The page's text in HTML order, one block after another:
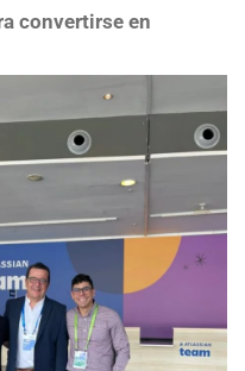
convertirse en